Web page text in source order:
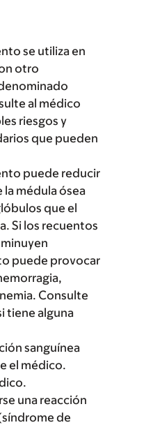
se utiliza en
otro
al médico
riesgos y
que pueden
puede reducir
la médula ósea
que el
Si los recuentos
puede provocar
Consulte
tiene alguna
sanguínea
el médico.
una reacción
de